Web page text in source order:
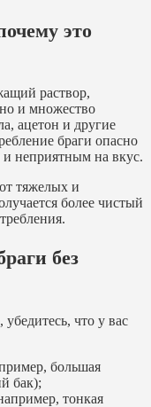
это
раствор,
и множество
ацетон и другие
браги опасно
и неприятным на вкус.
тяжелых и
более чистый
без
что у вас
большая
бак);
тонкая